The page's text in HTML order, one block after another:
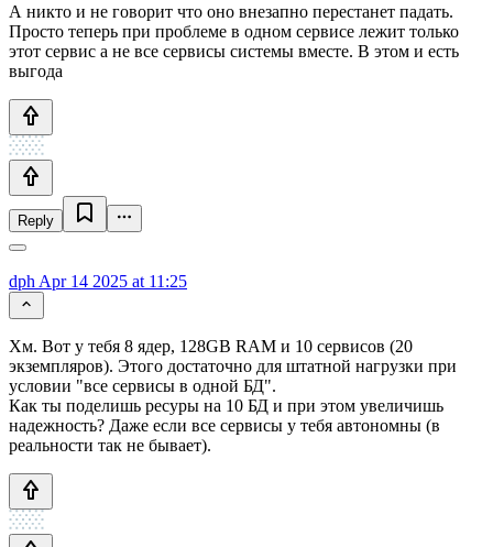
А никто и не говорит что оно внезапно перестанет падать.
Просто теперь при проблеме в одном сервисе лежит только
этот сервис а не все сервисы системы вместе. В этом и есть
выгода
Reply
dph Apr 14 2025 at 11:25
Хм. Вот у тебя 8 ядер, 128GB RAM и 10 сервисов (20
экземпляров). Этого достаточно для штатной нагрузки при
условии "все сервисы в одной БД".
Как ты поделишь ресуры на 10 БД и при этом увеличишь
надежность? Даже если все сервисы у тебя автономны (в
реальности так не бывает).